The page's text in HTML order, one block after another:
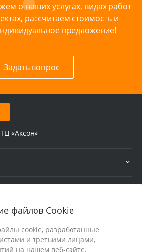
файлов Cookie
cookie, разработанные
и третьими лицами,
на нашем веб-сайте.
о наших услугах, видах работ
рассчитаем стоимость и
предложение!
Задать вопрос
«Аксон»